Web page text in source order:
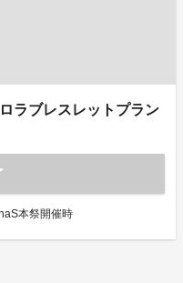
ラブレスレットプラン
本祭開催時